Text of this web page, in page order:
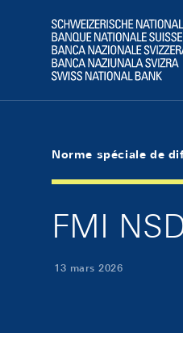
Logo
Norme spéciale de
FMI
13 mars 2026